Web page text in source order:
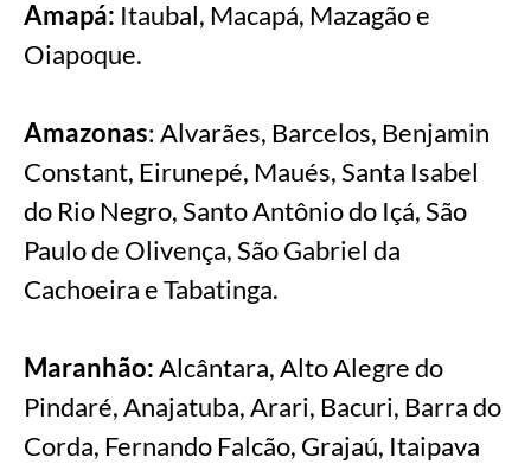
Amapá: Itaubal, Macapá, Mazagão e
Oiapoque.
Amazonas: Alvarães, Barcelos, Benjamin
Constant, Eirunepé, Maués, Santa Isabel
do Rio Negro, Santo Antônio do Içá, São
Paulo de Olivença, São Gabriel da
Cachoeira e Tabatinga.
Maranhão:Alcântara, Alto Alegre do
Pindaré, Anajatuba, Arari, Bacuri, Barra do
Corda, Fernando Falcão, Grajaú, Itaipava